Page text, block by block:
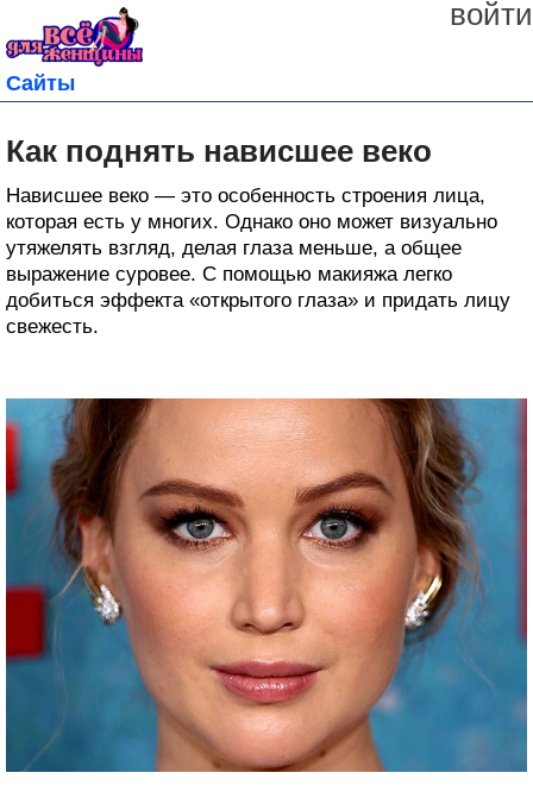
войти
Сайты
Как поднять нависшее веко
Нависшее веко — это особенность строения лица,
которая есть у многих. Однако оно может визуально
утяжелять взгляд, делая глаза меньше, а общее
выражение суровее. С помощью макияжа легко
добиться эффекта «открытого глаза» и придать лицу
свежесть.